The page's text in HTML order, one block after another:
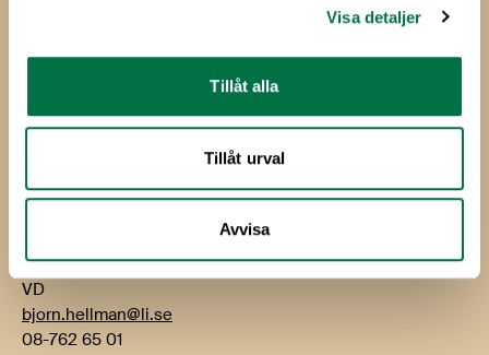
Visa detaljer
Tillåt alla
Tillåt urval
Avvisa
E-post:info@li.se
Björn Hellman
VD
bjorn.hellman@li.se
08-762 65 01